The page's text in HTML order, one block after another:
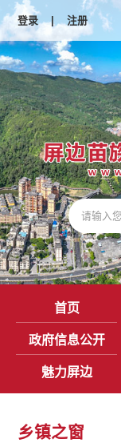
登录 | 注册
首页
政府信息公开
魅力屏边
乡镇之窗